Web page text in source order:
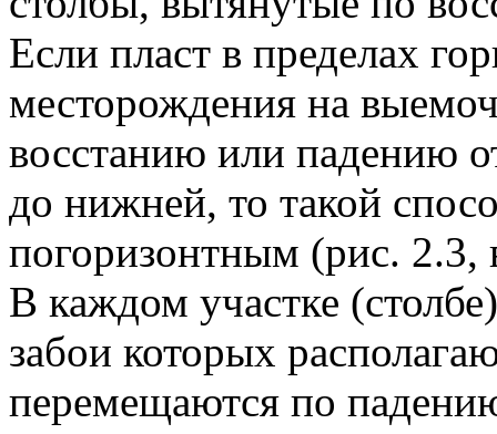
Если пласт в пределах
месторождения на
восстанию или падению
до нижней, то такой
погоризонтным (рис. 2.3,
В каждом участке
забои которых
перемещаются по